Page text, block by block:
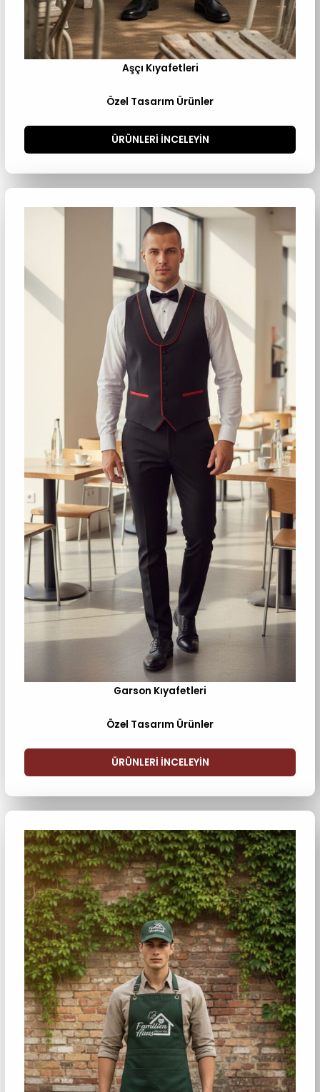
Aşçı Kıyafetleri
Özel Tasarım Ürünler
ÜRÜNLERI INCELEYIN
Garson Kıyafetleri
Özel Tasarım Ürünler
ÜRÜNLERI INCELEYIN